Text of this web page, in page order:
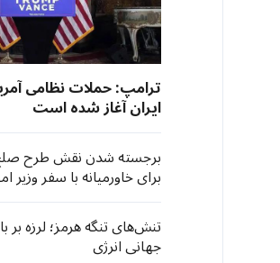
ترامپ: حملات نظامی
ایران آغاز شده است
برجسته شدن نقش طرح
برای خاورمیانه با سفر وزیر
ایران به چین
تنش‌های تنگه هرمز؛ لرزه بر
جهانی انرژی